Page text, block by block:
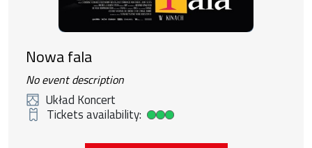
Nowa fala
No event description
Układ Koncert
Tickets availability:
High ticket availability